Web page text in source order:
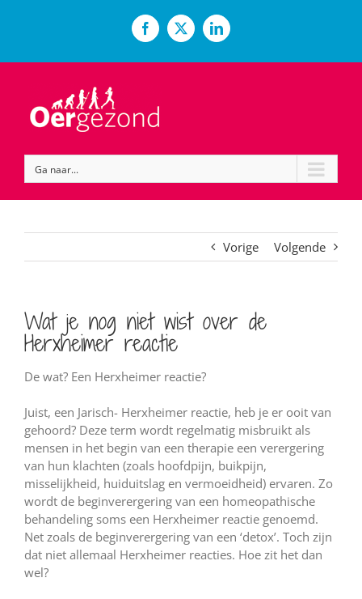
Facebook
X LinkedIn
Ga naar...
Vorige Volgende
Wat je nog niet wist over de
Herxheimer reactie
De wat? Een Herxheimer reactie?
Juist, een Jarisch- Herxheimer reactie, heb je er ooit van
gehoord? Deze term wordt regelmatig misbruikt als
mensen in het begin van een therapie een verergering
van hun klachten (zoals hoofdpijn, buikpijn,
misselijkheid, huiduitslag en vermoeidheid) ervaren. Zo
wordt de beginverergering van een homeopathische
behandeling soms een Herxheimer reactie genoemd.
Net zoals de beginverergering van een ‘detox’. Toch zijn
dat niet allemaal Herxheimer reacties. Hoe zit het dan
wel?